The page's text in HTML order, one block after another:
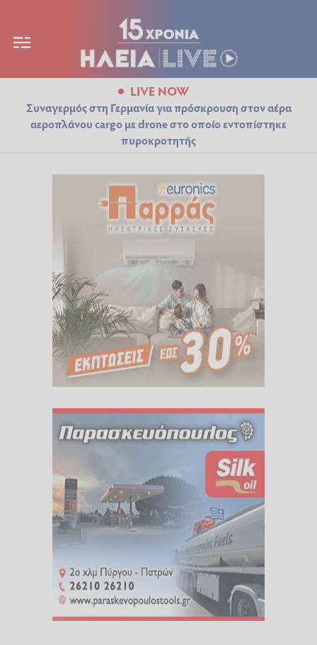
LIVE NOW
Συναγερμός στη Γερμανία για πρόσκρουση στον αέρα
αεροπλάνου cargo με drone στο οποίο εντοπίστηκε
πυροκροτητής